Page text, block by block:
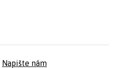
Napište nám